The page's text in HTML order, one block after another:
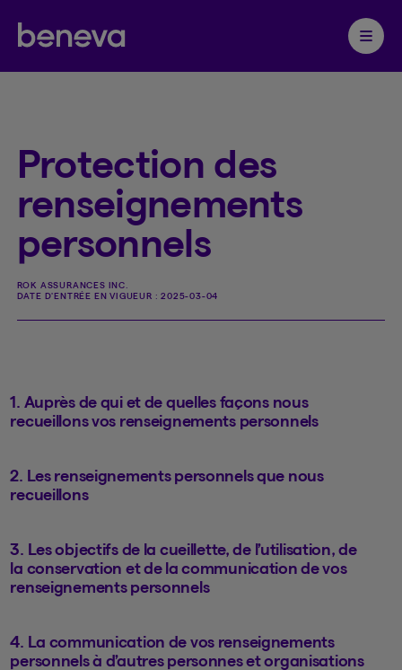
Partenaire Beneva
Ouvrir
Protection des
renseignements
personnels
ROK ASSURANCES INC.
DATE D'ENTRÉE EN VIGUEUR :2025-03-04
1. Auprès de qui et de quelles façons nous
recueillons vos renseignements personnels
2. Les renseignements personnels que nous
recueillons
3. Les objectifs de la cueillette, de l’utilisation, de
la conservation et de la communication de vos
renseignements personnels
4. La communication de vos renseignements
personnels à d’autres personnes et organisations